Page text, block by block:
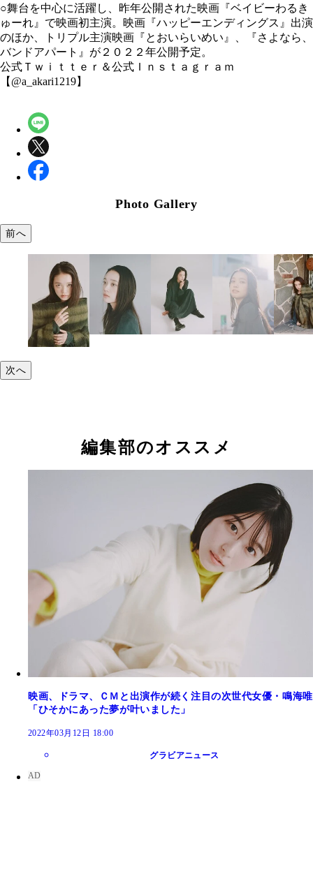
○舞台を中心に活躍し、昨年公開された映画『ベイビーわるき
ゅーれ』で映画初主演。映画『ハッピーエンディングス』出演
のほか、トリプル主演映画『とおいらいめい』、『さよなら、
バンドアパート』が２０２２年公開予定。
公式Ｔｗｉｔｔｅｒ＆公式Ｉｎｓｔａｇｒａｍ
【@a_akari1219】
Photo Gallery
前へ
次へ
編集部のオススメ
映画、ドラマ、ＣＭと出演作が続く注目の次世代女優・鳴海唯
「ひそかにあった夢が叶いました」
2022年03月12日 18:00
グラビアニュース